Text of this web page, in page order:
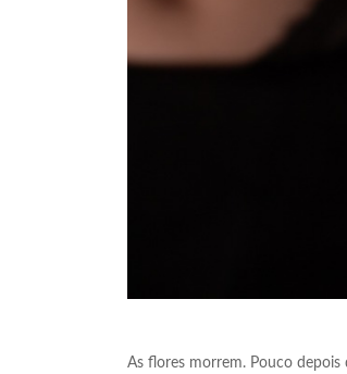
As flores morrem. Pouco depois